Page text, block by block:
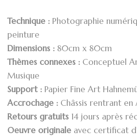
Technique : Photographie
peinture
Dimensions : 80cm x 80cm
Thèmes connexes : Conceptuel
Musique
Support : Papier Fine Art
Accrochage : Châssis rentrant en
Retours gratuits 14 jours après
Oeuvre originale avec certificat